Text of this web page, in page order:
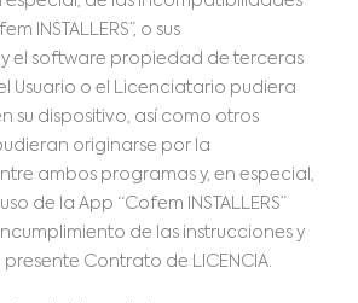
INSTALLERS”, o sus
el software propiedad de terceras
Usuario o el Licenciatario pudiera
su dispositivo, así como otros
originarse por la
ambos programas y, en especial,
de la App “Cofem INSTALLERS”
de las instrucciones y
Contrato de LICENCIA.